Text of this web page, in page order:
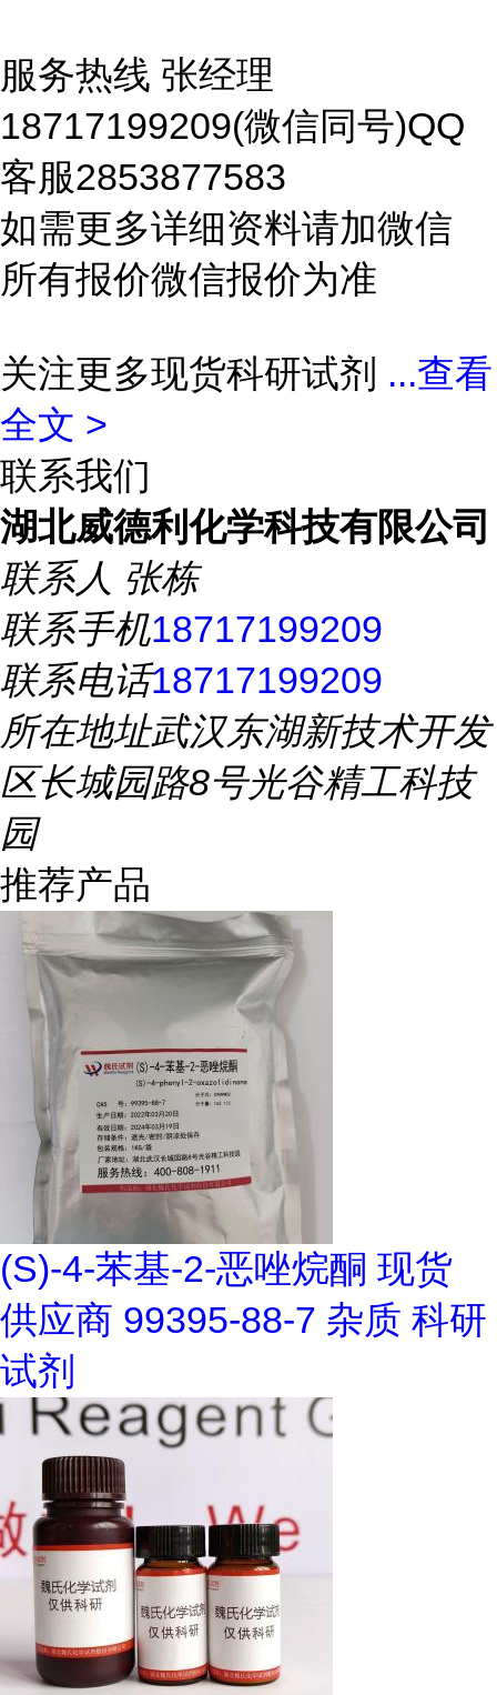
服务热线 张经理
18717199209(微信同号)QQ
客服2853877583
如需更多详细资料请加微信
所有报价微信报价为准
关注更多现货科研试剂 ...查看
全文 >
联系我们
湖北威德利化学科技有限公司
联系人 张栋
联系手机18717199209
联系电话18717199209
所在地址武汉东湖新技术开发
区长城园路8号光谷精工科技
园
推荐产品
(S)-4-苯基-2-恶唑烷酮 现货
供应商 99395-88-7 杂质 科研
试剂